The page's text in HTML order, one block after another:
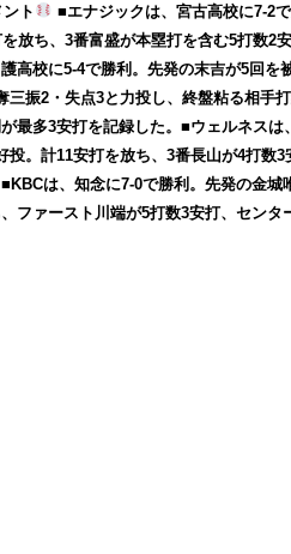
ント
■エナジックは、宮古高校に7-2
放ち、3番富盛が本塁打を含む5打数2
高校に5-4で勝利。先発の末吉が5回
三振2・失点3と力投し、終盤粘る相手
最多3安打を記録した。■ウェルネス
投。計11安打を放ち、3番長山が4打数
は、知念に7-0で勝利。先発の金
ファースト川端が5打数3安打、センタ